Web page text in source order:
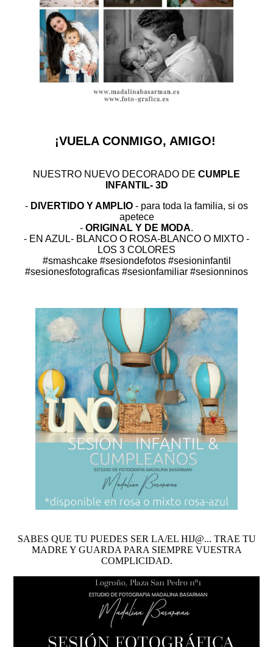
¡VUELA CONMIGO, AMIGO!
NUESTRO NUEVO DECORADO DE CUMPLE
INFANTIL- 3D
- DIVERTIDO Y AMPLIO - para toda la familia, si os
apetece
- ORIGINAL Y DE MODA.
- EN AZUL- BLANCO O ROSA-BLANCO O MIXTO -
LOS 3 COLORES
#smashcake #sesiondefotos #sesioninfantil
#sesionesfotograficas #sesionfamiliar #sesionninos
SABES QUE TU PUEDES SER LA/EL HIJ@... TRAE TU
MADRE Y GUARDA PARA SIEMPRE VUESTRA
COMPLICIDAD.